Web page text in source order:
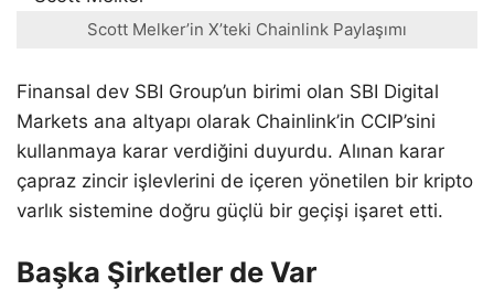
Scott Melker’in X’teki Chainlink Paylaşımı
Finansal dev SBI Group’un birimi olan SBI Digital
Markets ana altyapı olarak Chainlink’in CCIP’sini
kullanmaya karar verdiğini duyurdu. Alınan karar
çapraz zincir işlevlerini de içeren yönetilen bir kripto
varlık sistemine doğru güçlü bir geçişi işaret etti.
Başka Şirketler de Var